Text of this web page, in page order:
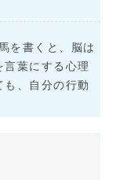
を書くと、脳は
葉にする心理
、自分の行動